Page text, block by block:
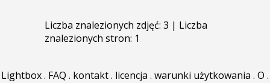
Liczba znalezionych zdjęć: 3 | Liczba
znalezionych stron: 1
Lightbox. FAQ . kontakt. licencja . warunki użytkowania . O .